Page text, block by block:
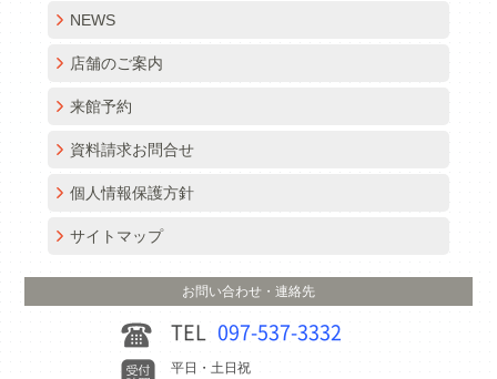
NEWS
店舗のご案内
来館予約
資料請求お問合せ
個人情報保護方針
サイトマップ
お問い合わせ・連絡先
TEL 097-537-3332
平日・土日祝